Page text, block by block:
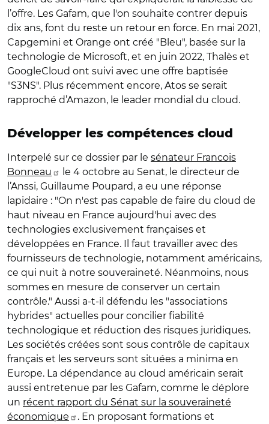
l’offre. Les Gafam, que l'on souhaite contrer depuis
dix ans, font du reste un retour en force. En mai 2021,
Capgemini et Orange ont créé "Bleu", basée sur la
technologie de Microsoft, et en juin 2022, Thalès et
GoogleCloud ont suivi avec une offre baptisée
"S3NS". Plus récemment encore, Atos se serait
rapproché d’Amazon, le leader mondial du cloud.
Développer les compétences cloud
Interpelé sur ce dossier par le sénateur Francois
Bonneau
le 4 octobre au Senat, le directeur de
l’Anssi, Guillaume Poupard, a eu une réponse
lapidaire : "On n'est pas capable de faire du cloud de
haut niveau en France aujourd'hui avec des
technologies exclusivement françaises et
développées en France. Il faut travailler avec des
fournisseurs de technologie, notamment américains,
ce qui nuit à notre souveraineté. Néanmoins, nous
sommes en mesure de conserver un certain
contrôle." Aussi a-t-il défendu les "associations
hybrides" actuelles pour concilier fiabilité
technologique et réduction des risques juridiques.
Les sociétés créées sont sous contrôle de capitaux
français et les serveurs sont situées a minima en
Europe. La dépendance au cloud américain serait
aussi entretenue par les Gafam, comme le déplore
un récent rapport du Sénat sur la souveraineté
économique
. En proposant formations et